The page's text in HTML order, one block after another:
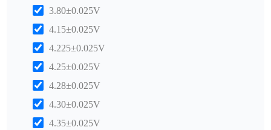
3.80±0.025V
4.15±0.025V
4.225±0.025V
4.25±0.025V
4.28±0.025V
4.30±0.025V
4.35±0.025V